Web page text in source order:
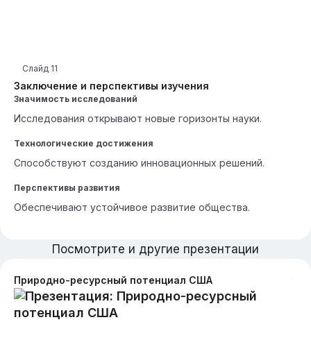
Заключение и перспективы изучения
Слайд 11
Значимость исследований
Исследования открывают новые горизонты науки.
Технологические достижения
Способствуют созданию инновационных решений.
Перспективы развития
Обеспечивают устойчивое развитие общества.
Посмотрите и другие презентации
Природно-ресурсный потенциал США